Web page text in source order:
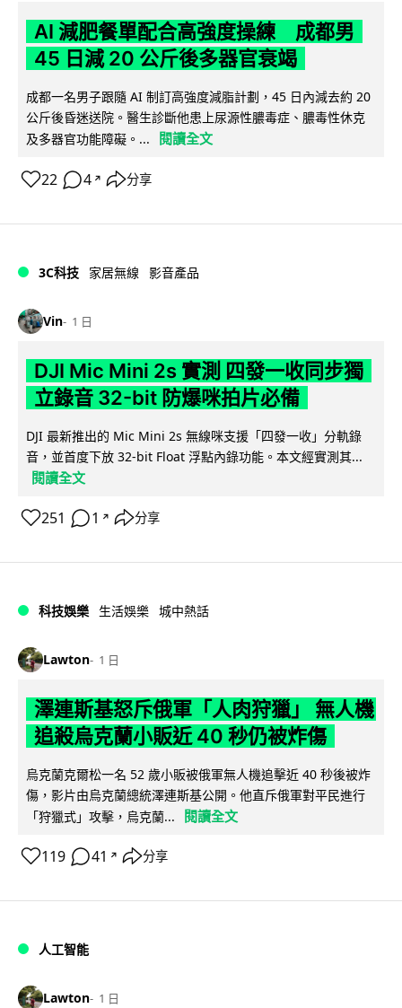
AI 減肥餐單配合高強度操練 成都男
45 日減 20 公斤後多器官衰竭
成都一名男子跟隨 AI 制訂高強度減脂計劃，45 日內減去約 20
公斤後昏迷送院。醫生診斷他患上尿源性膿毒症、膿毒性休克
及多器官功能障礙。...
閱讀全文
22 4 ↗ 分享
3C科技 家居無線 影音產品
Vin 1 日
DJI Mic Mini 2s 實測 四發一收同步獨
立錄音 32-bit 防爆咪拍片必備
DJI 最新推出的 Mic Mini 2s 無線咪支援「四發一收」分軌錄
音，並首度下放 32-bit Float 浮點內錄功能。本文經實測其...
閱讀全文
251 1 ↗ 分享
科技娛樂 生活娛樂 城中熱話
Lawton 1 日
澤連斯基怒斥俄軍「人肉狩獵」 無人機
追殺烏克蘭小販近 40 秒仍被炸傷
烏克蘭克爾松一名 52 歲小販被俄軍無人機追擊近 40 秒後被炸
傷，影片由烏克蘭總統澤連斯基公開。他直斥俄軍對平民進行
「狩獵式」攻擊，烏克蘭...
閱讀全文
119 41 ↗ 分享
人工智能
Lawton 1 日